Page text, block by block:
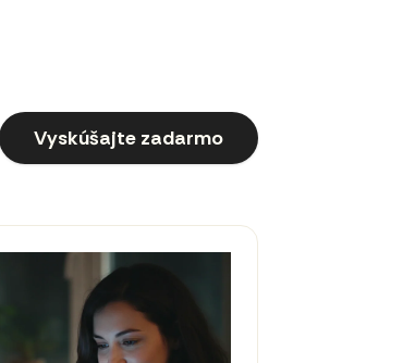
Vyskúšajte zadarmo